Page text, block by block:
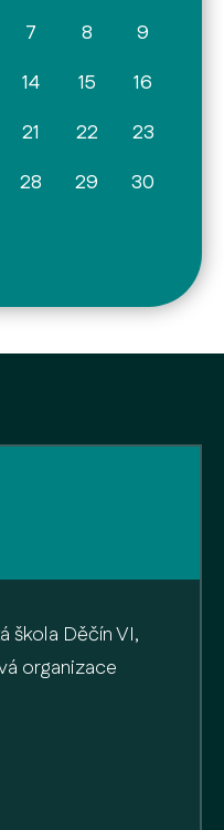
7 8
9
14 15
16
21 22
23
28 29
30
škola Děčín VI,
organizace